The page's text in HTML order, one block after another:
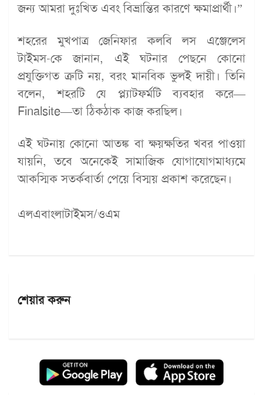
জন্য আমরা দুঃখিত এবং বিভ্রান্তির কারণে ক্ষমাপ্রার্থী।”
শহরের মুখপাত্র জেনিফার কলবি লস এঞ্জেলেস
টাইমস-কে জানান, এই ঘটনার পেছনে কোনো
প্রযুক্তিগত ত্রুটি নয়, বরং মানবিক ভুলই দায়ী। তিনি
বলেন, শহরটি যে প্ল্যাটফর্মটি ব্যবহার করে—
Finalsite—তা ঠিকঠাক কাজ করছিল।
এই ঘটনায় কোনো আতঙ্ক বা ক্ষয়ক্ষতির খবর পাওয়া
যায়নি, তবে অনেকেই সামাজিক যোগাযোগমাধ্যমে
আকস্মিক সতর্কবার্তা পেয়ে বিস্ময় প্রকাশ করেছেন।
এলএবাংলাটাইমস/ওএম
শেয়ার করুন